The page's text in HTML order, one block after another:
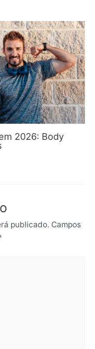
2026: Body
publicado. Campos